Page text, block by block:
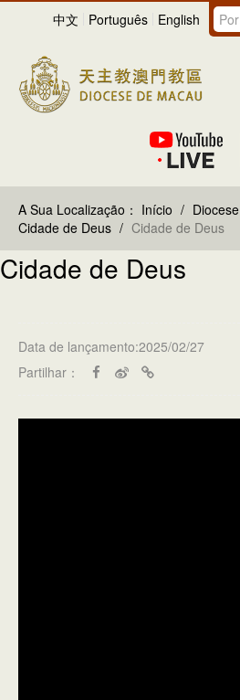
中文 Português English
A Sua Localização： Início / Diocese
Cidade de Deus / Cidade de Deus
Cidade de Deus
Data de lançamento:2025/02/27
Partilhar：